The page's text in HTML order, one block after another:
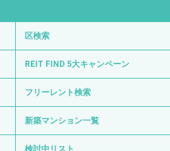
区検索
REIT FIND 5大キャンペーン
フリーレント検索
新築マンション一覧
検討中リスト